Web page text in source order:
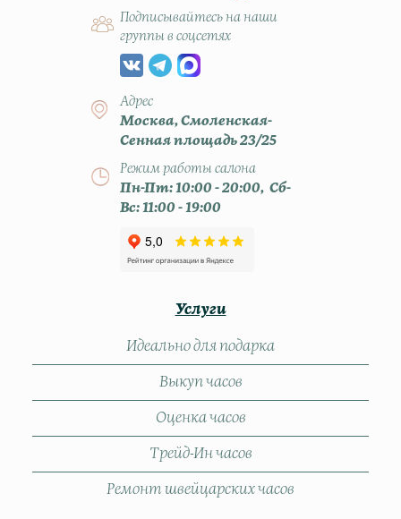
Подписывайтесь на наши
группы в соцсетях
Адрес
Москва, Смоленская-
Сенная площадь 23/25
Режим работы салона
Пн-Пт: 10:00 - 20:00, Сб-
Вс: 11:00 - 19:00
Услуги
Идеально для подарка
Выкуп часов
Оценка часов
Трейд-Ин часов
Ремонт швейцарских часов